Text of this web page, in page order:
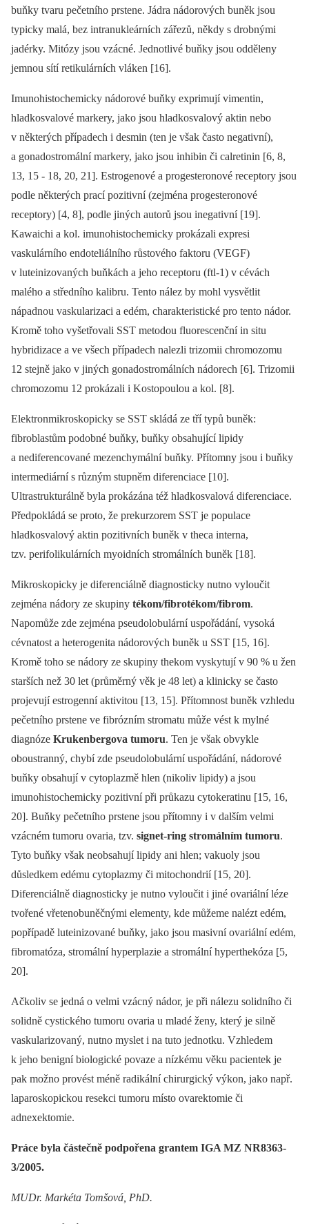
buňky tvaru pečetního prstene. Jádra nádorových buněk jsou
typicky malá, bez intranukleárních zářezů, někdy s drobnými
jadérky. Mitózy jsou vzácné. Jednotlivé buňky jsou odděleny
jemnou sítí retikulárních vláken [16].
Imunohistochemicky nádorové buňky exprimují vimentin,
hladkosvalové markery, jako jsou hladkosvalový aktin nebo
v některých případech i desmin (ten je však často negativní),
a gonadostromální markery, jako jsou inhibin či calretinin [6, 8,
13, 15 -⁠ 18, 20, 21]. Estrogenové a progesteronové receptory jsou
podle některých prací pozitivní (zejména progesteronové
receptory) [4, 8], podle jiných autorů jsou inegativní [19].
Kawaichi a kol. imunohistochemicky prokázali expresi
vaskulárního endoteliálního růstového faktoru (VEGF)
v luteinizovaných buňkách a jeho receptoru (ftl-1) v cévách
malého a středního kalibru. Tento nález by mohl vysvětlit
nápadnou vaskularizaci a edém, charakteristické pro tento nádor.
Kromě toho vyšetřovali SST metodou fluorescenční in situ
hybridizace a ve všech případech nalezli trizomii chromozomu
12 stejně jako v jiných gonadostromálních nádorech [6]. Trizomii
chromozomu 12 prokázali i Kostopoulou a kol. [8].
Elektronmikroskopicky se SST skládá ze tří typů buněk:
fibroblastům podobné buňky, buňky obsahující lipidy
a nediferencované mezenchymální buňky. Přítomny jsou i buňky
intermediární s různým stupněm diferenciace [10].
Ultrastrukturálně byla prokázána též hladkosvalová diferenciace.
Předpokládá se proto, že prekurzorem SST je populace
hladkosvalový aktin pozitivních buněk v theca interna,
tzv. perifolikulárních myoidních stromálních buněk [18].
Mikroskopicky je diferenciálně diagnosticky nutno vyloučit
zejména nádory ze skupiny tékom/fibrotékom/fibrom.
Napomůže zde zejména pseudolobulární uspořádání, vysoká
cévnatost a heterogenita nádorových buněk u SST [15, 16].
Kromě toho se nádory ze skupiny thekom vyskytují v 90 % u žen
starších než 30 let (průměrný věk je 48 let) a klinicky se často
projevují estrogenní aktivitou [13, 15]. Přítomnost buněk vzhledu
pečetního prstene ve fibrózním stromatu může vést k mylné
diagnóze Krukenbergova tumoru. Ten je však obvykle
oboustranný, chybí zde pseudolobulární uspořádání, nádorové
buňky obsahují v cytoplazmě hlen (nikoliv lipidy) a jsou
imunohistochemicky pozitivní při průkazu cytokeratinu [15, 16,
20]. Buňky pečetního prstene jsou přítomny i v dalším velmi
vzácném tumoru ovaria, tzv. signet-ring stromálním tumoru.
Tyto buňky však neobsahují lipidy ani hlen; vakuoly jsou
důsledkem edému cytoplazmy či mitochondrií [15, 20].
Diferenciálně diagnosticky je nutno vyloučit i jiné ovariální léze
tvořené vřetenobuněčnými elementy, kde můžeme nalézt edém,
popřípadě luteinizované buňky, jako jsou masivní ovariální edém,
fibromatóza, stromální hyperplazie a stromální hyperthekóza [5,
20].
Ačkoliv se jedná o velmi vzácný nádor, je při nálezu solidního či
solidně cystického tumoru ovaria u mladé ženy, který je silně
vaskularizovaný, nutno myslet i na tuto jednotku. Vzhledem
k jeho benigní biologické povaze a nízkému věku pacientek je
pak možno provést méně radikální chirurgický výkon, jako např.
laparoskopickou resekci tumoru místo ovarektomie či
adnexektomie.
Práce byla částečně podpořena grantem IGA MZ NR8363-
3/2005.
MUDr. Markéta Tomšová, PhD.